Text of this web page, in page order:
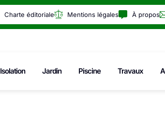
Charte éditoriale Mentions légales À propos
Isolation Jardin Piscine Travaux